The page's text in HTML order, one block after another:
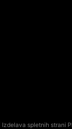
| Izdelava spletnih strani